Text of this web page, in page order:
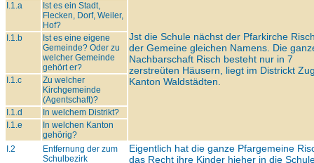
Jst die Schule nächst der Pfarkirche
der Gemeine gleichen Namens. Die
Nachbarschaft Risch besteht nur in 7
zerstreüten Häusern, liegt im Districkt
Kanton Waldstädten.
I.1.a
Ist es ein Stadt,
Flecken, Dorf, Weiler,
Hof?
I.1.b
Ist es eine eigene
Gemeinde? Oder zu
welcher Gemeinde
gehört er?
I.1.c
Zu welcher
Kirchgemeinde
(Agentschaft)?
I.1.d
In welchem Distrikt?
I.1.e
In welchen Kanton
gehörig?
I.2
Entfernung der zum
Schulbezirk
Eigentlich hat die ganze Pfargemeine
das Recht ihre Kinder hieher in die